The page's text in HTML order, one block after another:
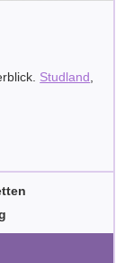
Studland